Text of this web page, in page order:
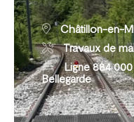
Châtillon-en-
Travaux de
Ligne 884
Bellegarde